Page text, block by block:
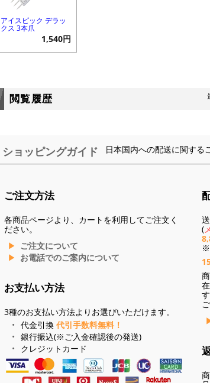
アイスピック デラッ
クス 3本爪
1,540円
閲覧履歴
ショッピングガイド 日本国内への配送に関する
ご注文方法
各商品ページより、カートを利用してご注文く
ださい。
ご注文について
お電話でのご案内について
お支払い方法
3種のお支払い方法よりお選びいただけます。
代金引換 代引手数料無料！
銀行振込(※ご入金確認後の発送)
クレジットカード
(
※